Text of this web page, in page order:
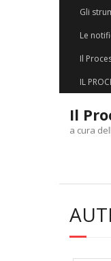
Gli
Le
Il
IL
Il
a cura